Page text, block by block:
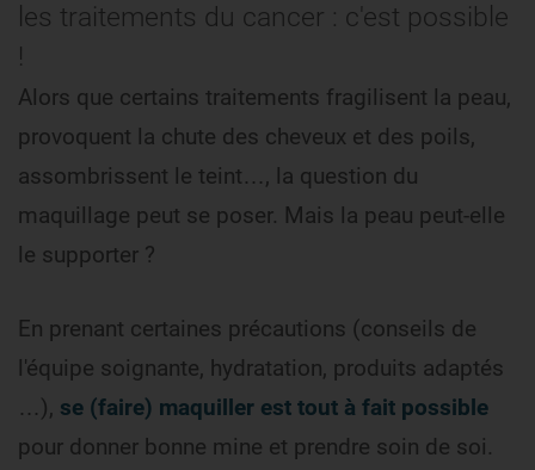
les traitements du cancer : c'est possible
!
Alors que certains traitements fragilisent la peau,
provoquent la chute des cheveux et des poils,
assombrissent le teint…, la question du
maquillage peut se poser. Mais la peau peut-elle
le supporter ?
En prenant certaines précautions (conseils de
l'équipe soignante, hydratation, produits adaptés
…), se (faire) maquiller est tout à fait possible
pour donner bonne mine et prendre soin de soi.